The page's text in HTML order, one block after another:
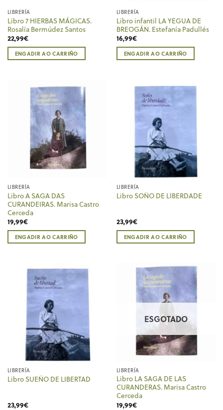
LIBRERÍA
Libro 7 HIERBAS MÁGICAS.
Rosalía Bermúdez Santos
22,99€
ENGADIR AO CARRIÑO
LIBRERÍA
Libro infantil LA YEGUA DE
BREOGÁN. Estefanía Padullés
16,99€
ENGADIR AO CARRIÑO
LIBRERÍA
Libro A SAGA DAS
CURANDEIRAS. Marisa Castro
Cerceda
19,99€
ENGADIR AO CARRIÑO
LIBRERÍA
Libro SOÑO DE LIBERDADE
23,99€
ENGADIR AO CARRIÑO
LIBRERÍA
Libro SUEÑO DE LIBERTAD
23,99€
ESGOTADO
LIBRERÍA
Libro LA SAGA DE LAS
CURANDERAS. Marisa Castro
Cerceda
19,99€